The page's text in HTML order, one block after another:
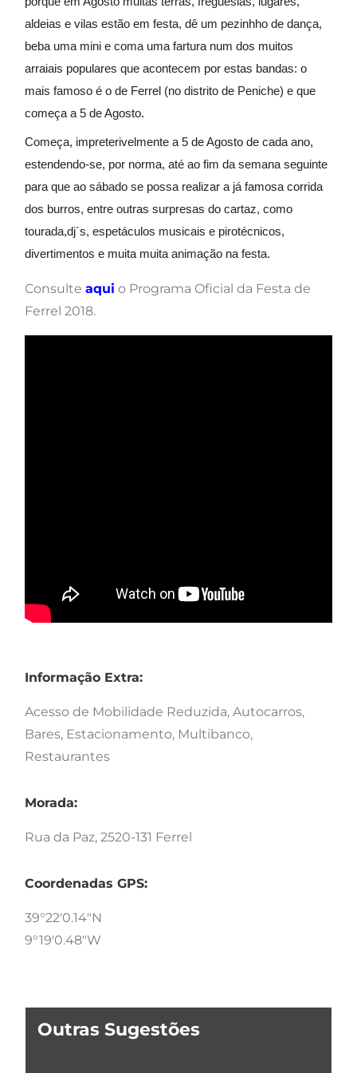
aldeias e vilas estão em festa, dê um pezinhho de dança,
beba uma mini e coma uma fartura num dos muitos
arraiais populares que acontecem por estas bandas: o
mais famoso é o de Ferrel (no distrito de Peniche) e que
começa a 5 de Agosto.
Começa, impreterivelmente a 5 de Agosto de cada ano,
estendendo-se, por norma, até ao fim da semana seguinte
para que ao sábado se possa realizar a já famosa corrida
dos burros, entre outras surpresas do cartaz, como
tourada,dj´s, espetáculos musicais e pirotécnicos,
divertimentos e muita muita animação na festa.
Consulte aqui o Programa Oficial da Festa de
Ferrel 2018.
Informação Extra:
Acesso de Mobilidade Reduzida, Autocarros,
Bares, Estacionamento, Multibanco,
Restaurantes
Morada:
Rua da Paz, 2520-131 Ferrel
Coordenadas GPS:
39°22'0.14"N
9°19'0.48"W
Outras Sugestões